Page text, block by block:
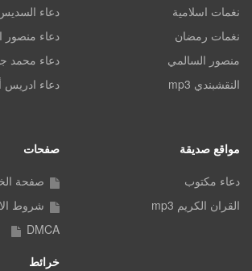
نغمات اسلامية
نغمات رمضان
منصور السالمي
النقشبندي mp3
دعاء
دعاء منصور
دعاء محمد
دعاء ادريس
مواقع صديقة
دعاء مكتوب
القران الكريم mp3
صفحات
صفحة
شروط
DMCA
خرائط